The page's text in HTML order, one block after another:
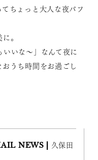
ちょっと大人な夜パフ
。
いいな〜」なんて夜に
うち時間をお過ごし
NEWS | 久保田